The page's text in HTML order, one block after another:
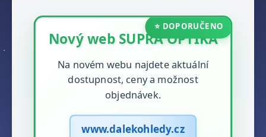
⭐ DOPORUČENO
Nový web SUPRA OPTIKA
Na novém webu najdete aktuální
dostupnost, ceny a možnost
objednávek.
www.dalekohledy.cz